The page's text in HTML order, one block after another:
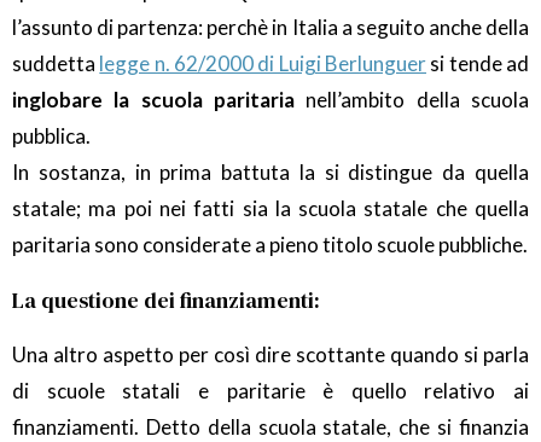
l’assunto di partenza: perchè in Italia a seguito anche della
suddetta legge n. 62/2000 di Luigi Berlunguersi tende ad
inglobare la scuola paritaria nell’ambito della scuola
pubblica.
In sostanza, in prima battuta la si distingue da quella
statale; ma poi nei fatti sia la scuola statale che quella
paritaria sono considerate a pieno titolo scuole pubbliche.
La questione dei finanziamenti:
Una altro aspetto per così dire scottante quando si parla
di scuole statali e paritarie è quello relativo ai
finanziamenti. Detto della scuola statale, che si finanzia